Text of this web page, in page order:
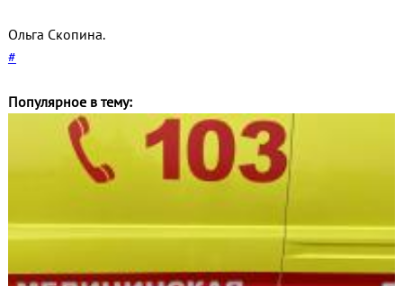
Ольга Скопина.
#
Популярное в тему: